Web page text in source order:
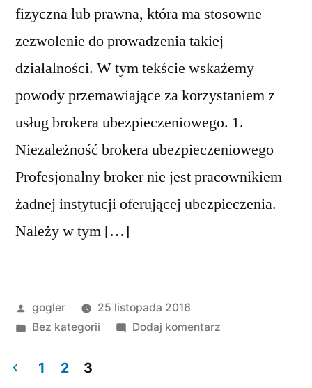
fizyczna lub prawna, która ma stosowne
zezwolenie do prowadzenia takiej
działalności. W tym tekście wskażemy
powody przemawiające za korzystaniem z
usług brokera ubezpieczeniowego. 1.
Niezależność brokera ubezpieczeniowego
Profesjonalny broker nie jest pracownikiem
żadnej instytucji oferującej ubezpieczenia.
Należy w tym […]
gogler
25 listopada 2016
Bez kategorii
Dodaj komentarz
1 2 3